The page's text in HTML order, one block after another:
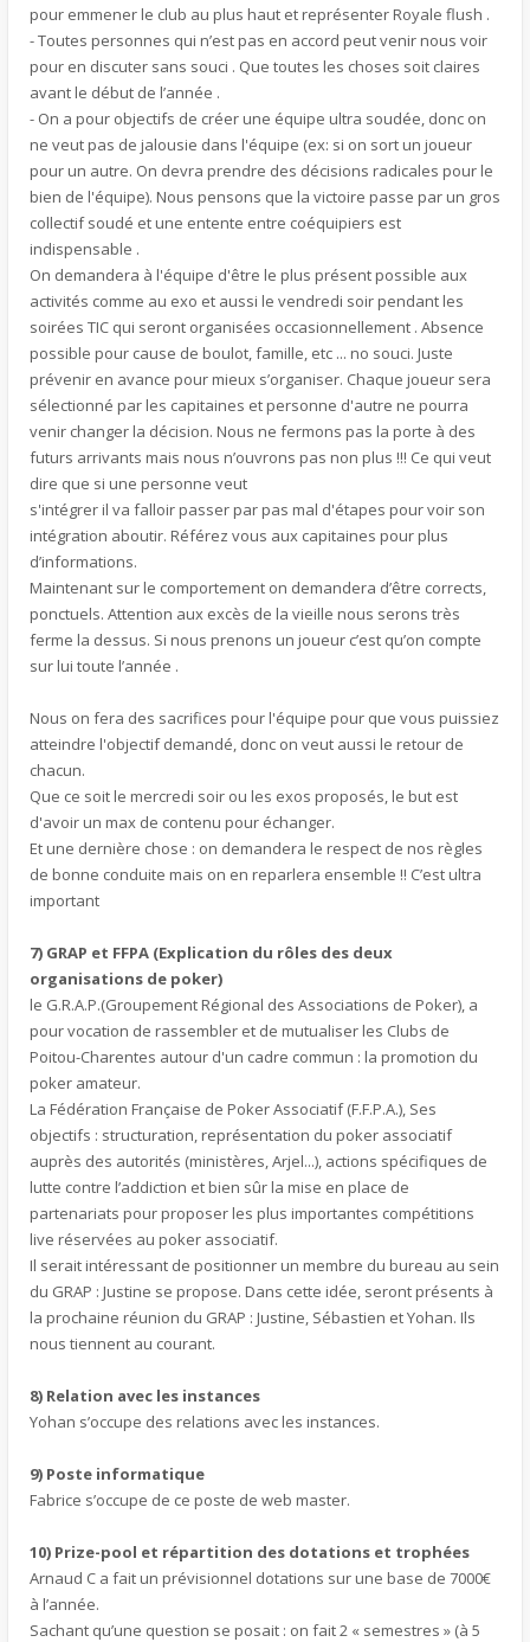
pour emmener le club au plus haut et représenter Royale flush .
- Toutes personnes qui n’est pas en accord peut venir nous voir
pour en discuter sans souci . Que toutes les choses soit claires
avant le début de l’année .
- On a pour objectifs de créer une équipe ultra soudée, donc on
ne veut pas de jalousie dans l'équipe (ex: si on sort un joueur
pour un autre. On devra prendre des décisions radicales pour le
bien de l'équipe). Nous pensons que la victoire passe par un gros
collectif soudé et une entente entre coéquipiers est
indispensable .
On demandera à l'équipe d'être le plus présent possible aux
activités comme au exo et aussi le vendredi soir pendant les
soirées TIC qui seront organisées occasionnellement . Absence
possible pour cause de boulot, famille, etc ... no souci. Juste
prévenir en avance pour mieux s’organiser. Chaque joueur sera
sélectionné par les capitaines et personne d'autre ne pourra
venir changer la décision. Nous ne fermons pas la porte à des
futurs arrivants mais nous n’ouvrons pas non plus !!! Ce qui veut
dire que si une personne veut
s'intégrer il va falloir passer par pas mal d'étapes pour voir son
intégration aboutir. Référez vous aux capitaines pour plus
d’informations.
Maintenant sur le comportement on demandera d’être corrects,
ponctuels. Attention aux excès de la vieille nous serons très
ferme la dessus. Si nous prenons un joueur c’est qu’on compte
sur lui toute l’année .
Nous on fera des sacrifices pour l'équipe pour que vous puissiez
atteindre l'objectif demandé, donc on veut aussi le retour de
chacun.
Que ce soit le mercredi soir ou les exos proposés, le but est
d'avoir un max de contenu pour échanger.
Et une dernière chose : on demandera le respect de nos règles
de bonne conduite mais on en reparlera ensemble !! C’est ultra
important
7) GRAP et FFPA (Explication du rôles des deux
organisations de poker)
le G.R.A.P.(Groupement Régional des Associations de Poker), a
pour vocation de rassembler et de mutualiser les Clubs de
Poitou-Charentes autour d'un cadre commun : la promotion du
poker amateur.
La Fédération Française de Poker Associatif (F.F.P.A.), Ses
objectifs : structuration, représentation du poker associatif
auprès des autorités (ministères, Arjel...), actions spécifiques de
lutte contre l’addiction et bien sûr la mise en place de
partenariats pour proposer les plus importantes compétitions
live réservées au poker associatif.
Il serait intéressant de positionner un membre du bureau au sein
du GRAP : Justine se propose. Dans cette idée, seront présents à
la prochaine réunion du GRAP : Justine, Sébastien et Yohan. Ils
nous tiennent au courant.
8) Relation avec les instances
Yohan s’occupe des relations avec les instances.
9) Poste informatique
Fabrice s’occupe de ce poste de web master.
10) Prize-pool et répartition des dotations et trophées
Arnaud C a fait un prévisionnel dotations sur une base de 7000€
à l’année.
Sachant qu’une question se posait : on fait 2 « semestres » (à 5